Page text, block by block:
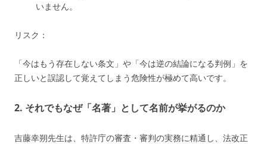
いません。
リスク：
「今はもう存在しない条文」や「今は逆の結論になる判例」を
正しいと誤認して覚えてしまう危険性が極めて高いです。
2. それでもなぜ「名著」として名前が挙がるのか
吉藤幸朔先生は、特許庁の審査・審判の実務に精通し、法改正